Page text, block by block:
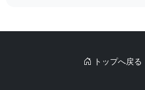
トップへ戻る